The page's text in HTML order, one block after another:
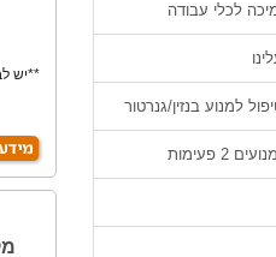
**יש
לכלי עבודה
למנוע בנזין/גנרטור
פעימות